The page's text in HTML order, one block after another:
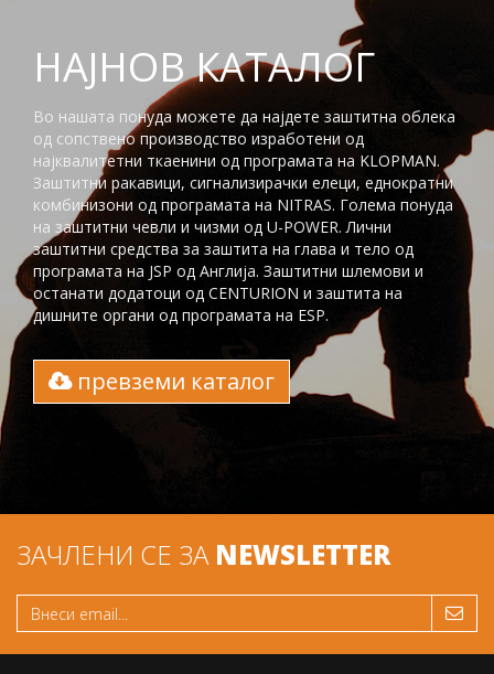
НАЈНОВ КАТАЛОГ
Во нашата понуда можете да најдете заштитна облека
од сопствено производство изработени од
најквалитетни ткаенини од програмата на KLOPMAN.
Заштитни ракавици, сигнализирачки елеци, еднократни
комбинизони од програмата на NITRAS. Голема понуда
на заштитни чевли и чизми од U-POWER. Лични
заштитни средства за заштита на глaва и тело од
програмата на JSP од Англија. Заштитни шлемови и
останати додатоци од CENTURION и заштита на
дишните органи од програмата на ESP.
превземи каталог
ЗАЧЛЕНИ СЕ ЗА NEWSLETTER